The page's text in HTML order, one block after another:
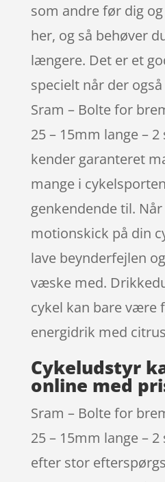
som andre før dig
her, og så behøver
længere. Det er et
specielt når der
Sram – Bolte for
25 – 15mm lange –
kender garanteret
mange i
genkendende til.
motionskick på din
lave beynderfejlen
væske med.
cykel kan bare være
energidrik med
Cykeludstyr
online med
Sram – Bolte for
25 – 15mm lange –
efter stor